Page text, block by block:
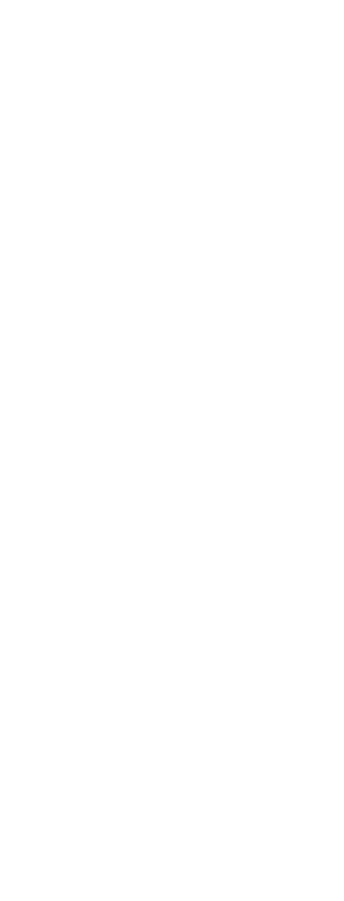
) a YS számuk szerinti Yardstick csoportban
megfelelő hazai, ennek hiányában a német YS
sem magyar, sem német YS száma nincs,
a fent megjelölt szalagokat kell viseljék (méret: 5-7
melynek hiányában a nevezést a versenyvezetőség
versenysorozat összes
ker. Keleti Károly u. 13. szám alatt (a FIDESZ
Tenger Étteremben, 18-20 óráig
igazoló dokumentumokat
stb.) a nevezésre
információ:
született versenyzők a nevezési díj felét fizetik. A
időjárástól függően. A pályát a Versenyvezetőség
elhelyezett hirdetőtáblán közli és
a futam alatt kitűzve marad. (TVSK-AIS-AHICO Kupa
Kupájáért futam).
nincs, ha a 2. pálya szerint kell versenyezni, akkor a
marad. Ha az 1. pálya szerinti rajtra kerül sor, az
a futamot „S” lobogó kitűzésével. (TVSK-AIS-